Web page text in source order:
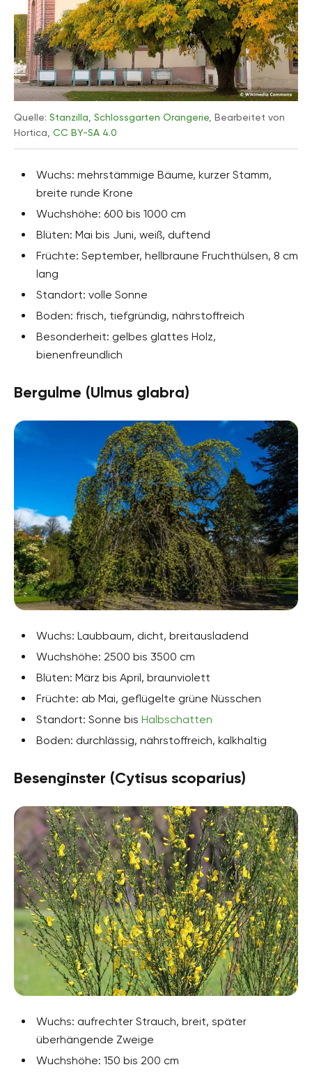
Quelle: Stanzilla Schlossgarten Orangerie , Bearbeitet von
Hortica, CC BY-SA 4.0
Wuchs: mehrstämmige Bäume, kurzer Stamm,
breite runde Krone
Wuchshöhe: 600 bis 1000 cm
Blüten: Mai bis Juni, weiß, duftend
Früchte: September, hellbraune Fruchthülsen, 8 cm
lang
Standort: volle Sonne
Boden: frisch, tiefgründig, nährstoffreich
Besonderheit: gelbes glattes Holz,
bienenfreundlich
Bergulme (Ulmus glabra)
Wuchs: Laubbaum, dicht, breitausladend
Wuchshöhe: 2500 bis 3500 cm
Blüten: März bis April, braunviolett
Früchte: ab Mai, geflügelte grüne Nüsschen
Standort: Sonne bis Halbschatten
Boden: durchlässig, nährstoffreich, kalkhaltig
Besenginster (Cytisus scoparius)
Wuchs: aufrechter Strauch, breit, später
überhängende Zweige
Wuchshöhe: 150 bis 200 cm